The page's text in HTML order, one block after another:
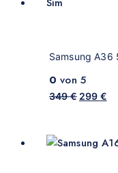
Samsung A36
0 von 5
349€ 299 €